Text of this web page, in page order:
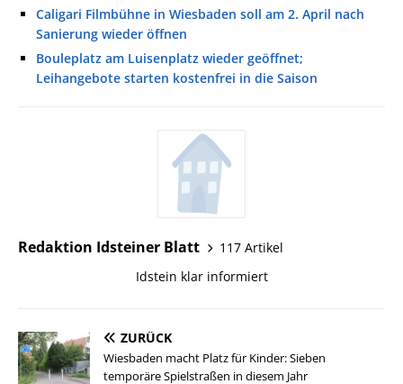
Caligari Filmbühne in Wiesbaden soll am 2. April nach
Sanierung wieder öffnen
Bouleplatz am Luisenplatz wieder geöffnet;
Leihangebote starten kostenfrei in die Saison
Redaktion Idsteiner Blatt
117 Artikel
Idstein klar informiert
ZURÜCK
Wiesbaden macht Platz für Kinder: Sieben
temporäre Spielstraßen in diesem Jahr